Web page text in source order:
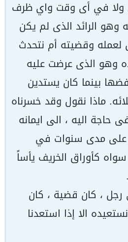
في أى وقت واي ظرف
الرائد الذى لم يكن
وقضيته أم نتحدث
وهو الذى عرضت عليه
بينما كان يستدين
ماذا نقول وقد خسرناه
حاجة اليه ، الى ايمانه
على مدى سنوات في
كأوراق الخريف يأساً
، كان قضية ، كان
الا إذا استعدنا